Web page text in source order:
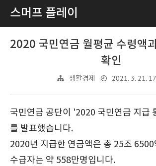
스머프 플레이
2020 국민연금 월평균 수령액
확인
생활경제 2021. 3. 21.
국민연금 공단이 '2020 국민연금 지급
를 발표했습니다.
2020년 지급한 연금액은 총 25조
수급자는 약 558만명입니다.